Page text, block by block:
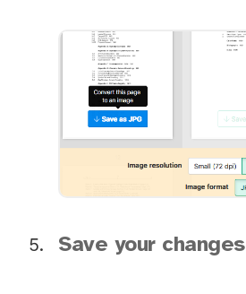
Save your changes